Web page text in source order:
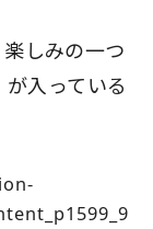
楽しみの一つ
が入っている